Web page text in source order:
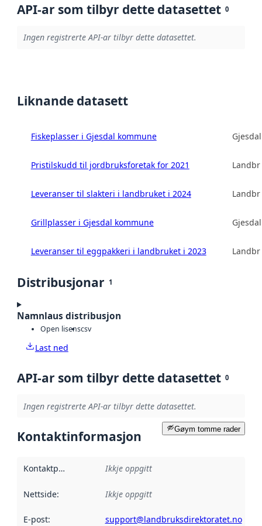
API-ar som tilbyr dette datasettet 0
Ingen registrerte API-ar tilbyr dette datasettet.
Liknande datasett
Fiskeplasser i Gjesdal kommune
Pristilskudd til jordbruksforetak for 2021
Leveranser til slakteri i landbruket i 2024
Grillplasser i Gjesdal kommune
Leveranser til eggpakkeri i landbruket i 2023
Distribusjonar 1
Namnlaus distribusjon
Open lisenscsv
Last ned
API-ar som tilbyr dette datasettet 0
Ingen registrerte API-ar tilbyr dette datasettet.
Gøym tomme rader
Kontaktinformasjon
Kontaktpunkt Ikkje oppgitt
Nettside: Ikkje oppgitt
E-post: support@landbruksdirektoratet.no